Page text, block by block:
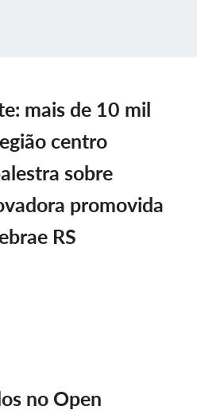
mais de 10 mil
centro
sobre
promovida
RS
no Open